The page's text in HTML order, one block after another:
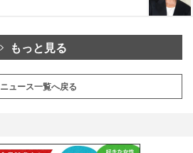
もっと見る
ニュース一覧へ戻る